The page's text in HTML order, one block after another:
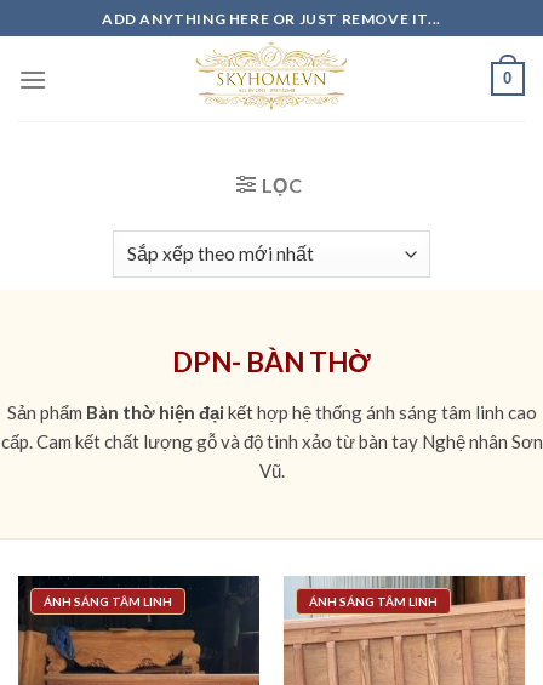
to
content
ADD ANYTHING HERE OR JUST REMOVE IT...
0
LỌC
DPN- BÀN THỜ
Sản phẩm Bàn thờ hiện đại kết hợp hệ thống ánh sáng tâm linh cao
cấp. Cam kết chất lượng gỗ và độ tinh xảo từ bàn tay Nghệ nhân Sơn
Vũ.
ÁNH SÁNG TÂM LINH ÁNH SÁNG TÂM LINH